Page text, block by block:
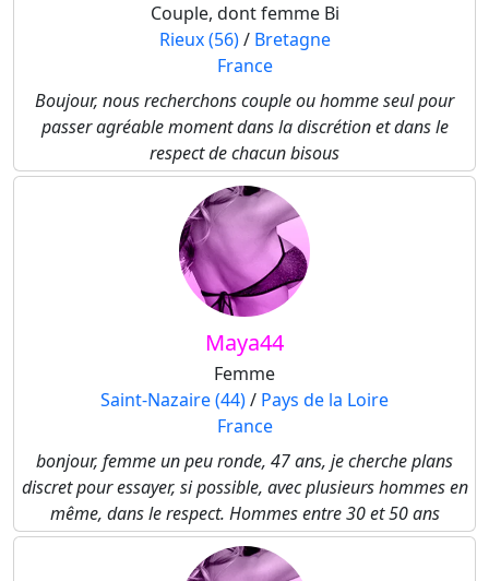
Couple, dont femme Bi
Rieux (56)/ Bretagne
France
Boujour, nous recherchons couple ou homme seul pour
passer agréable moment dans la discrétion et dans le
respect de chacun bisous
Maya44
Femme
Saint-Nazaire (44)/ Pays de la Loire
France
bonjour, femme un peu ronde, 47 ans, je cherche plans
discret pour essayer, si possible, avec plusieurs hommes en
même, dans le respect. Hommes entre 30 et 50 ans